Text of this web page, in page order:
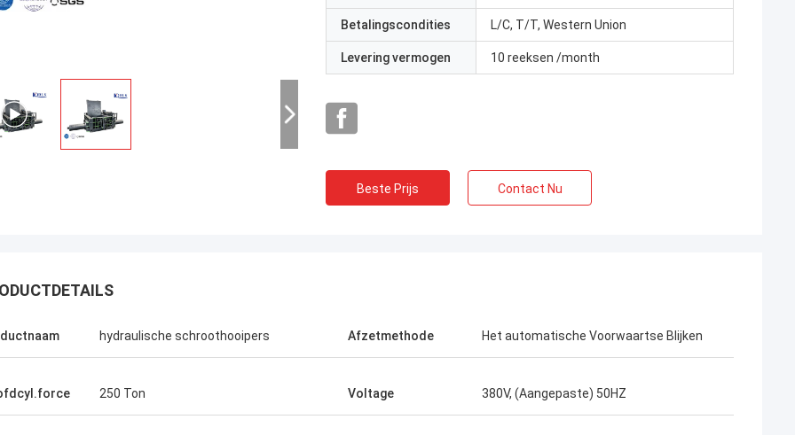
Manu
Betalingscondities L/C, T/T, Western Union
Levering vermogen 10 reeksen /month
Beste Prijs Contact Nu
hydraulische schroothooipers Afzetmethode Het automatische Voorwaartse Blijken
250 Ton Voltage 380V, (Aangepaste) 50HZ